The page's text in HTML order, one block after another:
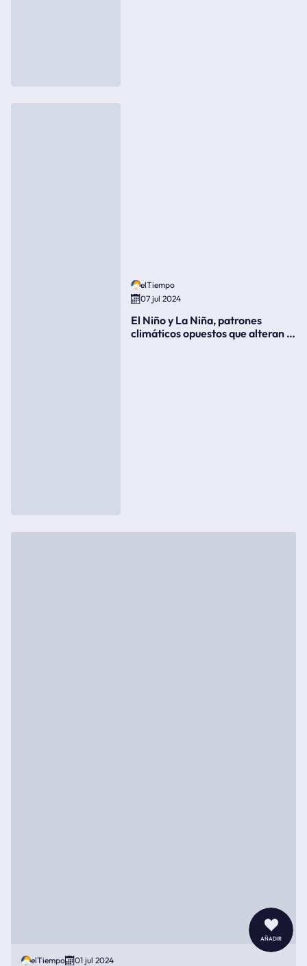
añadir
elTiempo
07 jul 2024
El Niño y La Niña, patrones
climáticos opuestos que alteran la
elTiempo 01 jul 2024